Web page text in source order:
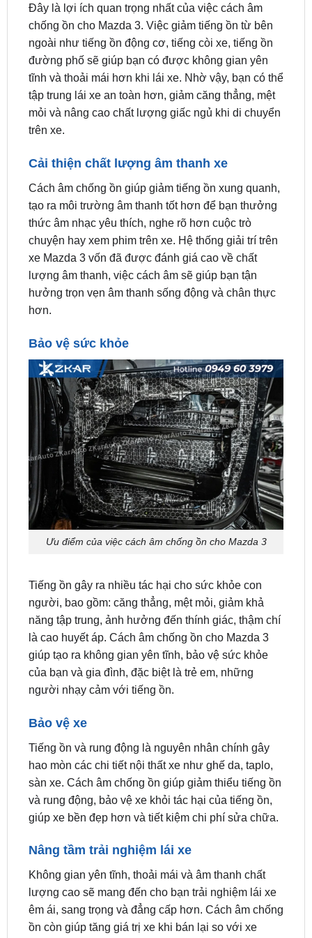
ngoài như tiếng ồn động cơ, tiếng còi xe, tiếng ồn
đường phố sẽ giúp bạn có được không gian yên
tĩnh và thoải mái hơn khi lái xe. Nhờ vậy, bạn có thể
tập trung lái xe an toàn hơn, giảm căng thẳng, mệt
mỏi và nâng cao chất lượng giấc ngủ khi di chuyển
trên xe.
Cải thiện chất lượng âm thanh xe
tạo ra môi trường âm thanh tốt hơn để bạn thưởng
thức âm nhạc yêu thích, nghe rõ hơn cuộc trò
chuyện hay xem phim trên xe. Hệ thống giải trí trên
xe Mazda 3 vốn đã được đánh giá cao về chất
lượng âm thanh, việc cách âm sẽ giúp bạn tận
hưởng trọn vẹn âm thanh sống động và chân thực
hơn.
Bảo vệ sức khỏe
Ưu điểm của việc cách âm chống ồn cho Mazda 3
Tiếng ồn gây ra nhiều tác hại cho sức khỏe con
năng tập trung, ảnh hưởng đến thính giác, thậm chí
là cao huyết áp. Cách âm chống ồn cho Mazda 3
giúp tạo ra không gian yên tĩnh, bảo vệ sức khỏe
của bạn và gia đình, đặc biệt là trẻ em, những
người nhạy cảm với tiếng ồn.
Bảo vệ xe
hao mòn các chi tiết nội thất xe như ghế da, taplo,
sàn xe. Cách âm chống ồn giúp giảm thiểu tiếng ồn
và rung động, bảo vệ xe khỏi tác hại của tiếng ồn,
giúp xe bền đẹp hơn và tiết kiệm chi phí sửa chữa.
Nâng tầm trải nghiệm lái xe
lượng cao sẽ mang đến cho bạn trải nghiệm lái xe
êm ái, sang trọng và đẳng cấp hơn. Cách âm chống
ồn còn giúp tăng giá trị xe khi bán lại so với xe
thông thường.